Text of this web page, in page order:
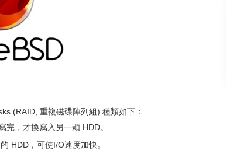
(RAID, 重複磁碟陣列組) 種類如下：
完，才換寫入另一顆 HDD。
HDD，可使I/O速度加快。